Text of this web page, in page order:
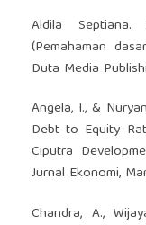
Aldila Septiana.
(Pemahaman
Duta Media
Angela, I., &
Debt to Equity
Ciputra
Jurnal Ekonomi,
Chandra, A.,